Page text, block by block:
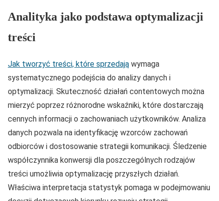
Analityka jako podstawa optymalizacji
treści
Jak tworzyć treści, które sprzedają wymaga
systematycznego podejścia do analizy danych i
optymalizacji. Skuteczność działań contentowych można
mierzyć poprzez różnorodne wskaźniki, które dostarczają
cennych informacji o zachowaniach użytkowników. Analiza
danych pozwala na identyfikację wzorców zachowań
odbiorców i dostosowanie strategii komunikacji. Śledzenie
współczynnika konwersji dla poszczególnych rodzajów
treści umożliwia optymalizację przyszłych działań.
Właściwa interpretacja statystyk pomaga w podejmowaniu